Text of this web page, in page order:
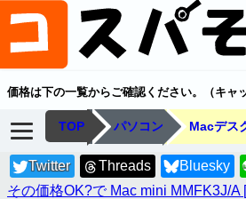
価格は下の一覧からご確認ください。（キャ
TOP パソコン Macデス
Twitter Threads Bluesky
その価格OK?で Mac mini MMFK3J/A